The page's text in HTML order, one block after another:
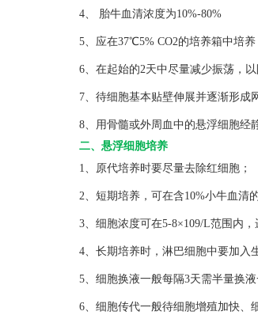
4、 胎牛血清浓度为10%-80%
5、应在37℃5% CO2的培养箱中培养
6、在起始的2天中尽量减少振荡，以
7、待细胞基本贴壁伸展并逐渐形成网
8、用骨髓或外周血中的悬浮细胞经静
二、悬浮细胞培养
1、原代培养时要尽量去除红细胞；
2、短期培养，可在含10%小牛血清的
3、细胞浓度可在5-8×109/L范围内，
4、长期培养时，淋巴细胞中要加入生
5、细胞换液一般每隔3天需半量换液
6、细胞传代一般待细胞增殖加快、细